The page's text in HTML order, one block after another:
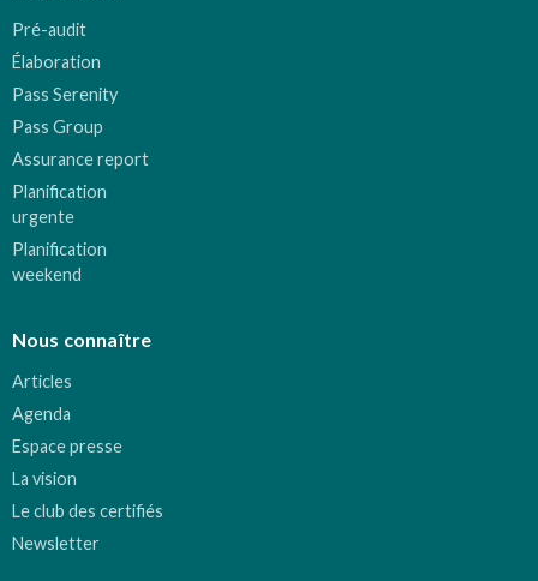
Pré-audit
Élaboration
Pass Serenity
Pass Group
Assurance report
Planification
urgente
Planification
weekend
Nous connaître
Articles
Agenda
Espace presse
La vision
Le club des certifiés
Newsletter